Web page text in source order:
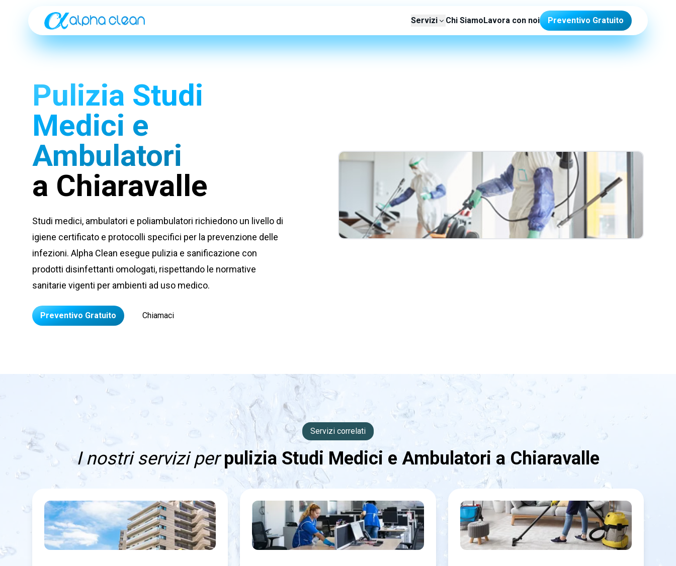
Servizi Chi SiamoLavora con noi Preventivo Gratuito
Pulizia Studi
Medici e
Ambulatori
a Chiaravalle
Studi medici, ambulatori e poliambulatori richiedono un livello di
igiene certificato e protocolli specifici per la prevenzione delle
infezioni. Alpha Clean esegue pulizia e sanificazione con
prodotti disinfettanti omologati, rispettando le normative
sanitarie vigenti per ambienti ad uso medico.
Preventivo Gratuito Chiamaci
Servizi correlati
I nostri servizi perpulizia Studi Medici e Ambulatori a Chiaravalle